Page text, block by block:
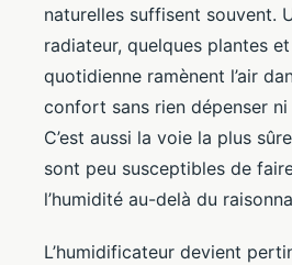
naturelles suffisent souvent.
radiateur, quelques plantes
quotidienne ramènent l’air
confort sans rien dépenser ni
C’est aussi la voie la plus
sont peu susceptibles de
l’humidité au-delà du
L’humidificateur devient